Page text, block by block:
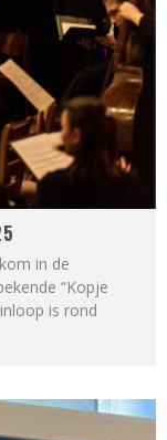
in de
“Kopje
is rond